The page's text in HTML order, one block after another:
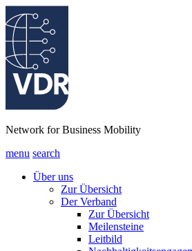
Network for Business Mobility
menu search
Über uns
Zur Übersicht
Der Verband
Zur Übersicht
Meilensteine
Leitbild